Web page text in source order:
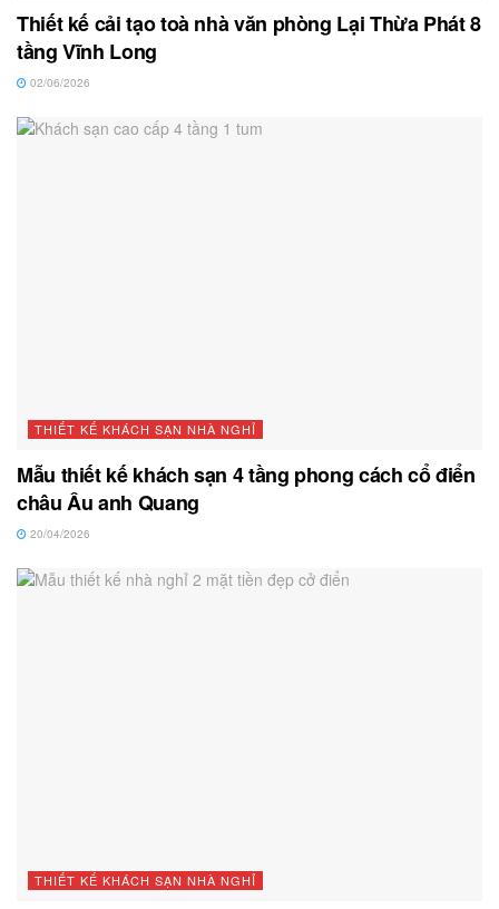
Thiết kế cải tạo toà nhà văn phòng Lại Thừa Phát 8
tầng Vĩnh Long
02/06/2026
THIẾT KẾ KHÁCH SẠN NHÀ NGHỈ
Mẫu thiết kế khách sạn 4 tầng phong cách cổ điển
châu Âu anh Quang
20/04/2026
THIẾT KẾ KHÁCH SẠN NHÀ NGHỈ